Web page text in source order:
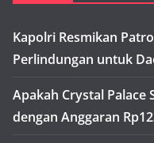
Kapolri Resmikan
Perlindungan untuk
Apakah Crystal Palace
dengan Anggaran